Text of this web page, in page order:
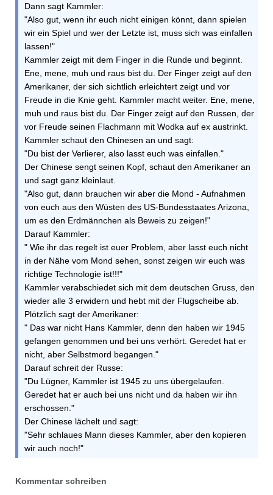
Dann sagt Kammler:
"Also gut, wenn ihr euch nicht einigen könnt, dann spielen
wir ein Spiel und wer der Letzte ist, muss sich was einfallen
lassen!"
Kammler zeigt mit dem Finger in die Runde und beginnt.
Ene, mene, muh und raus bist du. Der Finger zeigt auf den
Amerikaner, der sich sichtlich erleichtert zeigt und vor
Freude in die Knie geht. Kammler macht weiter. Ene, mene,
muh und raus bist du. Der Finger zeigt auf den Russen, der
vor Freude seinen Flachmann mit Wodka auf ex austrinkt.
Kammler schaut den Chinesen an und sagt:
"Du bist der Verlierer, also lasst euch was einfallen."
Der Chinese sengt seinen Kopf, schaut den Amerikaner an
und sagt ganz kleinlaut.
"Also gut, dann brauchen wir aber die Mond - Aufnahmen
von euch aus den Wüsten des US-Bundesstaates Arizona,
um es den Erdmännchen als Beweis zu zeigen!"
Darauf Kammler:
" Wie ihr das regelt ist euer Problem, aber lasst euch nicht
in der Nähe vom Mond sehen, sonst zeigen wir euch was
richtige Technologie ist!!!"
Kammler verabschiedet sich mit dem deutschen Gruss, den
wieder alle 3 erwidern und hebt mit der Flugscheibe ab.
Plötzlich sagt der Amerikaner:
" Das war nicht Hans Kammler, denn den haben wir 1945
gefangen genommen und bei uns verhört. Geredet hat er
nicht, aber Selbstmord begangen."
Darauf schreit der Russe:
"Du Lügner, Kammler ist 1945 zu uns übergelaufen.
Geredet hat er auch bei uns nicht und da haben wir ihn
erschossen."
Der Chinese lächelt und sagt:
"Sehr schlaues Mann dieses Kammler, aber den kopieren
wir auch noch!"
Kommentar schreiben